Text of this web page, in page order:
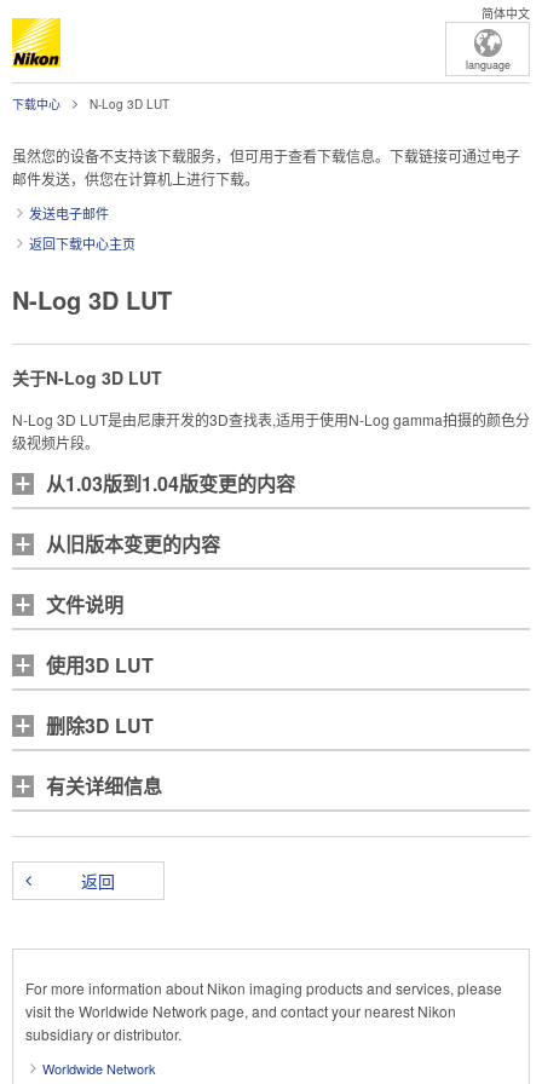
简体中文
language
下载中心 N-Log 3D LUT
虽然您的设备不支持该下载服务，但可用于查看下载信息。下载链接可通过电子
邮件发送，供您在计算机上进行下载。
发送电子邮件
返回下载中心主页
N-Log 3D LUT
关于N-Log 3D LUT
N-Log 3D LUT是由尼康开发的3D查找表,适用于使用N-Log gamma拍摄的颜色分
级视频片段。
从1.03版到1.04版变更的内容
从旧版本变更的内容
文件说明
使用3D LUT
删除3D LUT
有关详细信息
返回
For more information about Nikon imaging products and services, please
visit the Worldwide Network page, and contact your nearest Nikon
subsidiary or distributor.
Worldwide Network